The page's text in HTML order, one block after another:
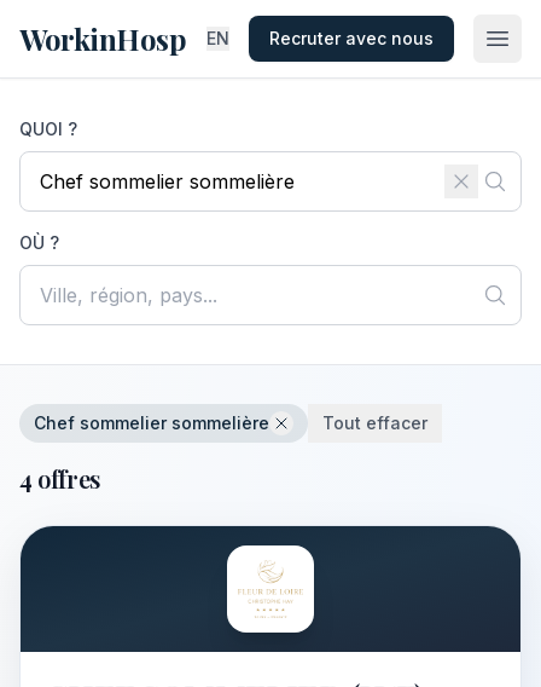
WorkinHosp EN Recruter avec nous
QUOI ?
OÙ ?
Chef sommelier sommelière Tout effacer
4 offres